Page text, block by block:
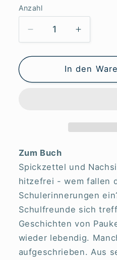
Anzahl
Verringere
die
Menge
Unvergessene
Erhöhe
die
Menge
für
In den
Zum Buch
Spickzettel und
hitzefrei - wem fallen
Schulerinnerungen
Schulfreunde sich
Geschichten von
wieder lebendig.
aufgeschrieben. Aus